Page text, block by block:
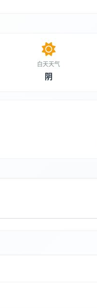
白天天气
阴